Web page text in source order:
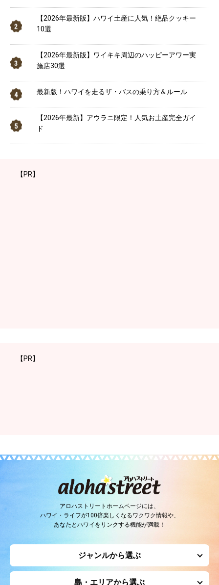
【2026年最新版】ハワイ土産に人気！絶品クッキー
10選
【2026年最新版】ワイキキ周辺のハッピーアワー実
施店30選
最新版！ハワイを走るザ・バスの乗り方＆ルール
【2026年最新】アウラニ限定！人気お土産完全ガイ
ド
【PR】
【PR】
アロハストリートホームページには、
ハワイ・ライフが100倍楽しくなるワクワク情報や、
あなたとハワイをリンクする機能が満載！
ジャンルから選ぶ
島・エリアから選ぶ